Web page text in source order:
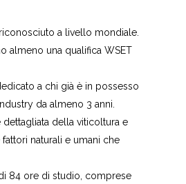
a livello mondiale.
almeno una qualifica WSET
a chi già è in possesso
da almeno 3 anni.
dettagliata della viticoltura e
naturali e umani che
84 ore di studio, comprese